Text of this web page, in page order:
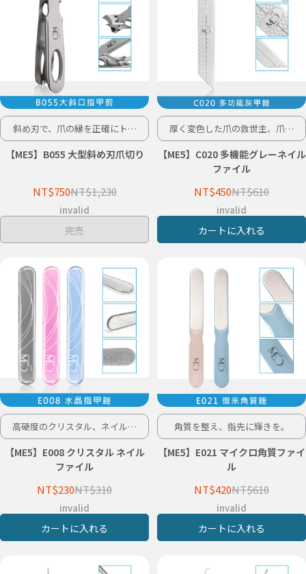
斜め刃で、爪の縁を正確にトリ
ミング！
【ME5】B055 大型斜め刃爪切り
NT$750NT$1,230
invalid
完売
厚く変色した爪の救世主、爪を
新しく生まれ変わらせます。
【ME5】C020 多機能グレーネイル
ファイル
NT$450NT$610
invalid
カートに入れる
高硬度のクリスタル、ネイルケ
アの第一選択。
【ME5】E008 クリスタル ネイル
ファイル
NT$230NT$310
invalid
カートに入れる
角質を整え、指先に輝きを。
【ME5】E021 マイクロ角質ファイ
ル
NT$420NT$610
invalid
カートに入れる